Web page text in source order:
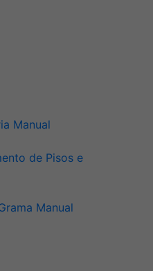
Manual
de Pisos e
Manual